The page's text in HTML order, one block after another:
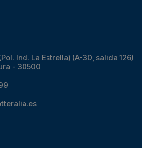
Ind. La Estrella) (A-30, salida 126)
- 30500